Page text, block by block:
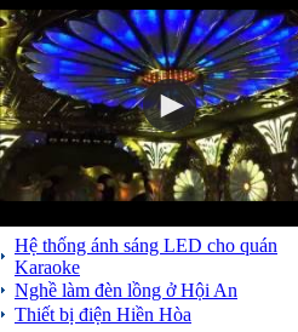
Hệ thống ánh sáng LED cho quán
Karaoke
Nghề làm đèn lồng ở Hội An
Thiết bị điện Hiền Hòa